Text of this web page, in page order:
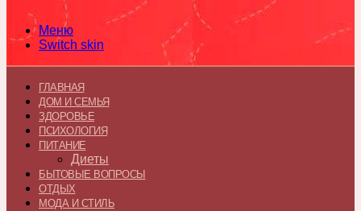
Меню
Switch skin
ГЛАВНАЯ
ДОМ И СЕМЬЯ
ЗДОРОВЬЕ
ПСИХОЛОГИЯ
ПИТАНИЕ
Диеты
БЫТОВЫЕ ВОПРОСЫ
ОТДЫХ
МОДА И СТИЛЬ